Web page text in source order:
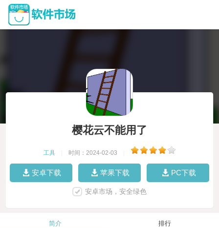
樱花云不能用了
工具 时间：2024-02-03
安卓下载 苹果下载 PC下载
安卓市场，安全绿色
简介 排行